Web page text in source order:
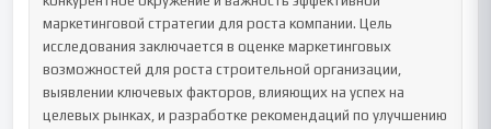
маркетинговой стратегии для роста компании. Цель
исследования заключается в оценке маркетинговых
возможностей для роста строительной организации,
выявлении ключевых факторов, влияющих на успех на
целевых рынках, и разработке рекомендаций по улучшению